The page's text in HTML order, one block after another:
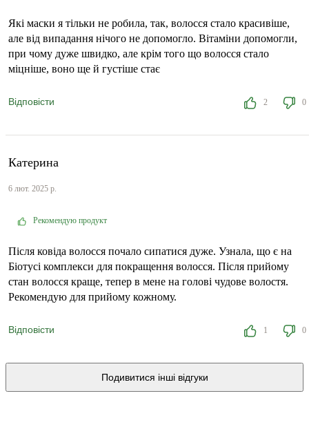
Які маски я тільки не робила, так, волосся стало красивіше,
але від випадання нічого не допомогло. Вітаміни допомогли,
при чому дуже швидко, але крім того що волосся стало
міцніше, воно ще й густіше стає
Відповісти 2 0
Катерина
6 лют. 2025 р.
Рекомендую продукт
Після ковіда волосся почало сипатися дуже. Узнала, що є на
Біотусі комплекси для покращення волосся. Після прийому
стан волосся краще, тепер в мене на голові чудове волостя.
Рекомендую для прийому кожному.
Відповісти 1 0
Подивитися інші відгуки